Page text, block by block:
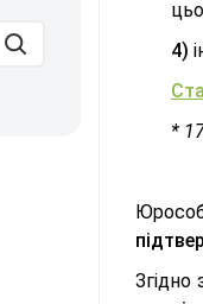
4)
*
Згідно